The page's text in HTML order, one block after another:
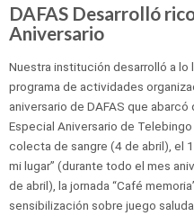
DAFAS Desarrolló
Aniversario
Nuestra institución desarrolló a lo
programa de actividades
aniversario de DAFAS que
Especial Aniversario de
colecta de sangre (4 de abril), el
mi lugar” (durante todo el mes
de abril), la jornada “Café
sensibilización sobre juego